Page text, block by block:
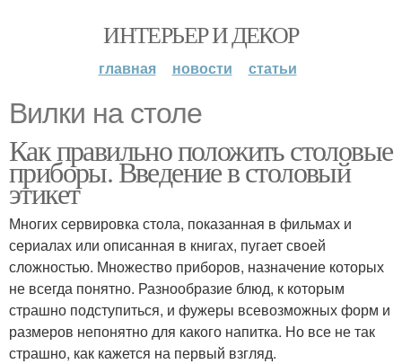
ИНТЕРЬЕР И ДЕКОР
главная новости статьи
Вилки на столе
Как правильно положить столовые
приборы. Введение в столовый
этикет
Многих сервировка стола, показанная в фильмах и
сериалах или описанная в книгах, пугает своей
сложностью. Множество приборов, назначение которых
не всегда понятно. Разнообразие блюд, к которым
страшно подступиться, и фужеры всевозможных форм и
размеров непонятно для какого напитка. Но все не так
страшно, как кажется на первый взгляд.